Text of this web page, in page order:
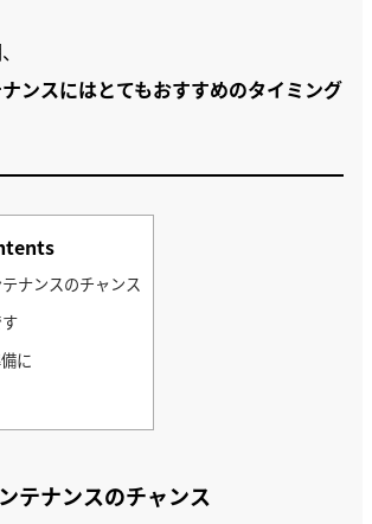
ンスにはとてもおすすめのタイミング
ナンスのチャンス
に
テナンスのチャンス